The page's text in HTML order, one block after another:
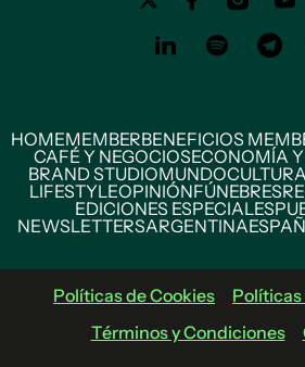
HOMEMEMBERBENEFICIOS
CAFÉ Y NEGOCIOSECONOMÍA
BRAND STUDIOMUNDO
LIFESTYLEOPINIÓNFÚNEBRES
EDICIONES ESPECIALES
NEWSLETTERSARGENTINA
Políticas de Cookies
Términos y Condiciones